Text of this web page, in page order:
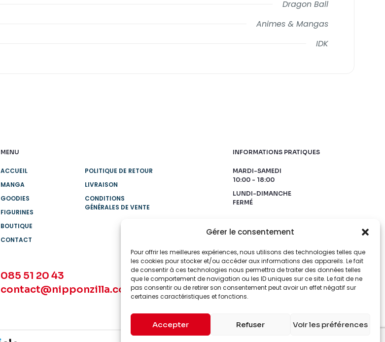
Gérer le consentement
Pour offrir les meilleures expériences, nous utilisons des technologies telles que
les cookies pour stocker et/ou accéder aux informations des appareils. Le fait
de consentir à ces technologies nous permettra de traiter des données telles
que le comportement de navigation ou les ID uniques sur ce site. Le fait de ne
pas consentir ou de retirer son consentement peut avoir un effet négatif sur
certaines caractéristiques et fonctions.
Accepter Refuser Voir les préférences
Dragon Ball
Animes & Mangas
IDK
MENU
ACCUEIL
MANGA
GOODIES
FIGURINES
BOUTIQUE
CONTACT
POLITIQUE DE RETOUR
LIVRAISON
CONDITIONS
GÉNÉRALES DE VENTE
085 51 20 43
contact@nipponzilla.com
INFORMATIONS PRATIQUES
MARDI-SAMEDI
10:00 - 18:00
LUNDI-DIMANCHE
FERMÉ